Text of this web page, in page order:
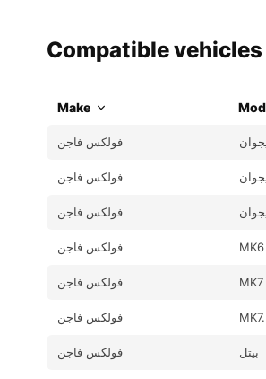
Compatible vehicles
Make
فولكس فاجن
فولكس فاجن
فولكس فاجن
فولكس فاجن
فولكس فاجن
فولكس فاجن
فولكس فاجن بيتل